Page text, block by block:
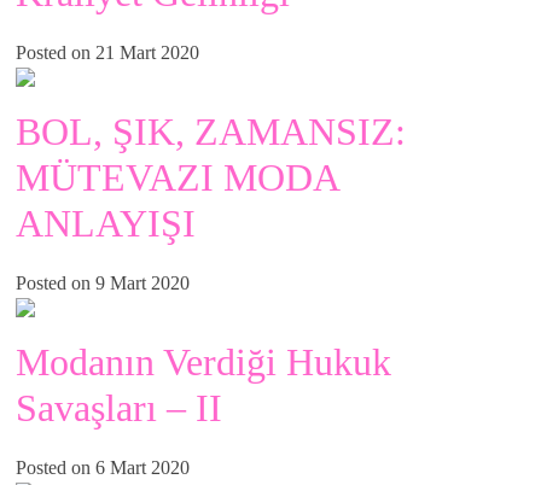
Posted on 21 Mart 2020
BOL, ŞIK, ZAMANSIZ:
MÜTEVAZI MODA
ANLAYIŞI
Posted on 9 Mart 2020
Modanın Verdiği Hukuk
Savaşları – II
Posted on 6 Mart 2020